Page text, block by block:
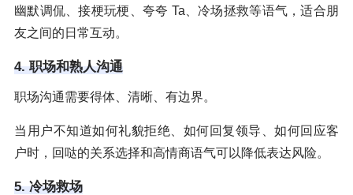
幽默调侃、接梗玩梗、夸夸 Ta、冷场拯救等语气，适合朋
友之间的日常互动。
4. 职场和熟人沟通
职场沟通需要得体、清晰、有边界。
当用户不知道如何礼貌拒绝、如何回复领导、如何回应客
户时，回哒的关系选择和高情商语气可以降低表达风险。
5. 冷场救场